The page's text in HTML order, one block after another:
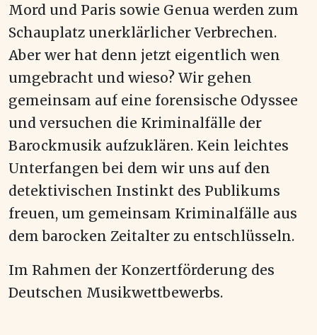
Mord und Paris sowie Genua werden zum
Schauplatz unerklärlicher Verbrechen.
Aber wer hat denn jetzt eigentlich wen
umgebracht und wieso? Wir gehen
gemeinsam auf eine forensische Odyssee
und versuchen die Kriminalfälle der
Barockmusik aufzuklären. Kein leichtes
Unterfangen bei dem wir uns auf den
detektivischen Instinkt des Publikums
freuen, um gemeinsam Kriminalfälle aus
dem barocken Zeitalter zu entschlüsseln.
Im Rahmen der Konzertförderung des
Deutschen Musikwettbewerbs.